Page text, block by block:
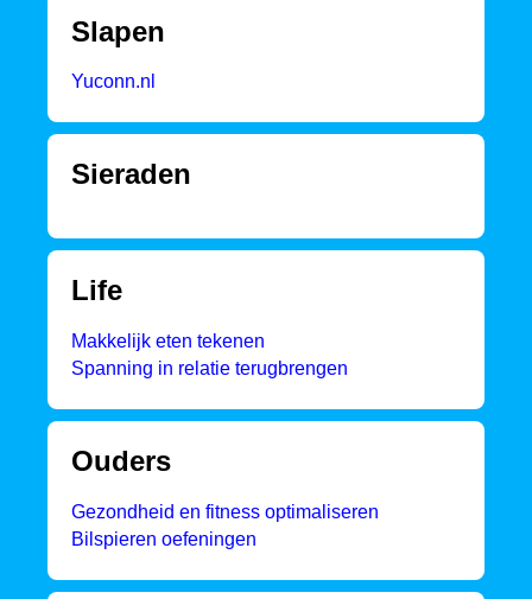
Slapen
Yuconn.nl
Sieraden
Life
Makkelijk eten tekenen
Spanning in relatie terugbrengen
Ouders
Gezondheid en fitness optimaliseren
Bilspieren oefeningen